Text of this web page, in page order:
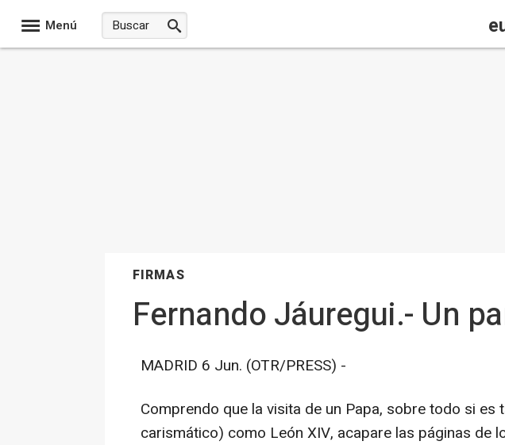
Menú
FIRMAS
Fernando Jáuregui.- Un
MADRID 6 Jun. (OTR/PRESS) -
Comprendo que la visita de un Papa, sobre todo si es
carismático) como León XIV, acapare las páginas de